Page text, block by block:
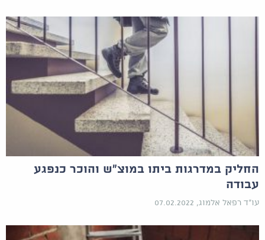
החליק במדרגות ביתו במוצ"ש והוכר כנפגע
עבודה
עו"ד רפאל אלמוג, 07.02.2022